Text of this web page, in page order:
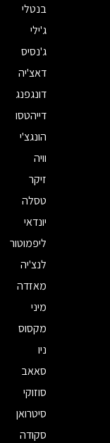
בנטלי
ג'ילי
ג'נסיס
דאצ'יה
דונגפנג
דייהטסו
הונגצ'י
וויה
זיקר
טסלה
יונדאי
ליפמוטור
לנצ'יה
מאזדה
מיני
מקסוס
ניו
סאאב
סוזוקי
סיטרואן
סקודה